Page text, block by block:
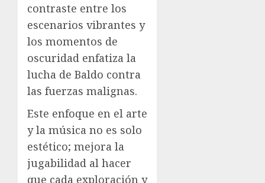
contraste entre los
escenarios vibrantes y
los momentos de
oscuridad enfatiza la
lucha de Baldo contra
las fuerzas malignas.
Este enfoque en el arte
y la música no es solo
estético; mejora la
jugabilidad al hacer
que cada exploración y